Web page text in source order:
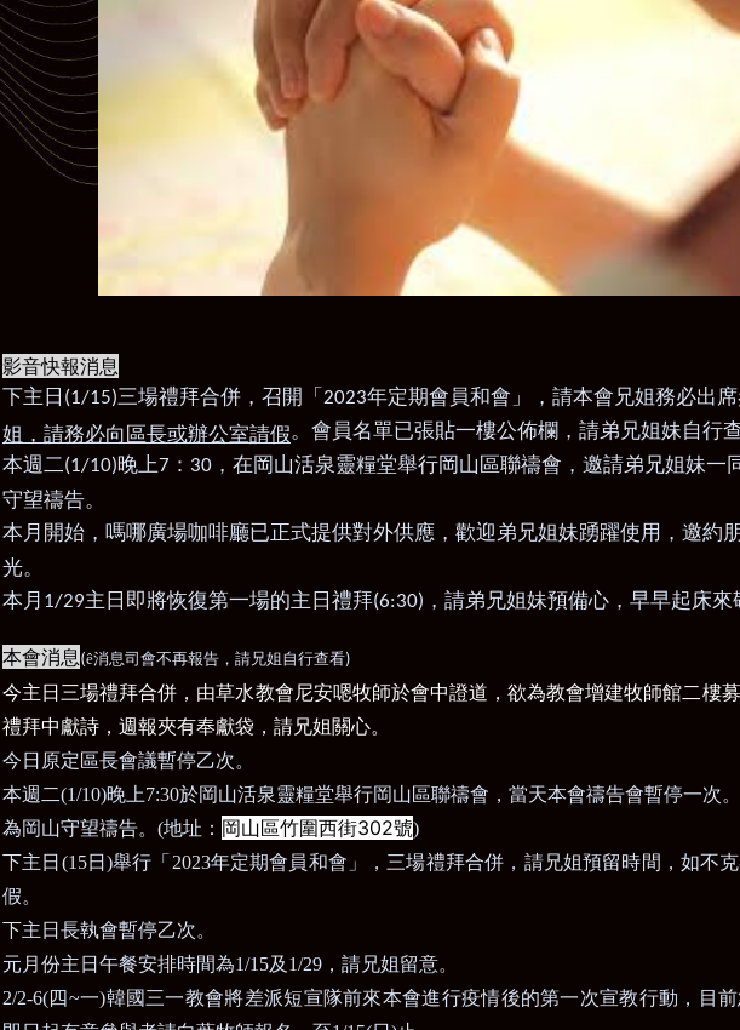
影音快報消息
下主日 (1/15)三場禮拜合併，召開「 2023年定期會員和會」，請本會兄姐務必出
姐，請務必向區長或辦公室請假。會員名單已張貼一樓公佈欄，請弟兄姐妹自行
本週二(1/10)晚上7 ： 30，在岡山活泉靈糧堂舉行岡山區聯禱會， 邀請弟兄姐妹一
守望禱告。
本月開始，嗎哪廣場咖啡廳已正式提供對外供應，歡迎弟兄姐妹踴躍使用，邀約
光。
本月 1/29主日即將恢復第一場的主日禮拜(6:30) ，請弟兄姐妹預備心，早早起床
本會消息(ê消息司會不再報告，請兄姐自行查看)
今主日三場禮拜合併，由草水教會尼安嗯牧師於會中證道，欲為教會增建牧師館二樓
禮拜中獻詩，週報夾有奉獻袋，請兄姐關心。
今日原定區長會議暫停乙次。
本週二(1/10)晚上7:30於岡山活泉靈糧堂舉行岡山區聯禱會，當天本會禱告會暫停一次
為岡山守望禱告。 (地址： 岡山區竹圍西街302號)
下主日 (15日 )舉行「 2023年定期會員和會」，三場禮拜合併，請兄姐預留時間，如不
假。
下主日長執會暫停乙次。
元月份主日午餐安排時間為1/15及 1/29，請兄姐留意。
2/2-6(四~一)韓國三一教會將差派短宣隊前來本會進行疫情後的第一次宣教行動，目